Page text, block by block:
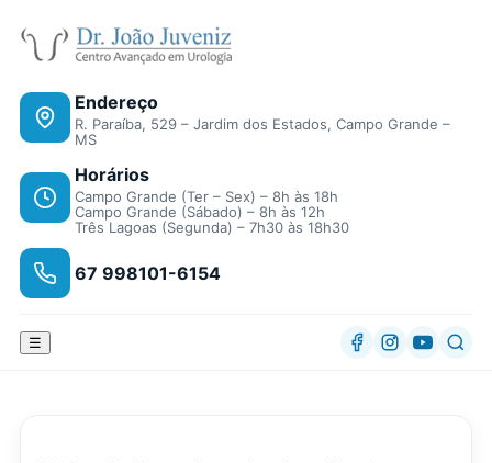
Endereço
R. Paraíba, 529 – Jardim dos Estados, Campo Grande –
MS
Horários
Campo Grande (Ter – Sex) – 8h às 18h
Campo Grande (Sábado) – 8h às 12h
Três Lagoas (Segunda) – 7h30 às 18h30
67 998101-6154
☰